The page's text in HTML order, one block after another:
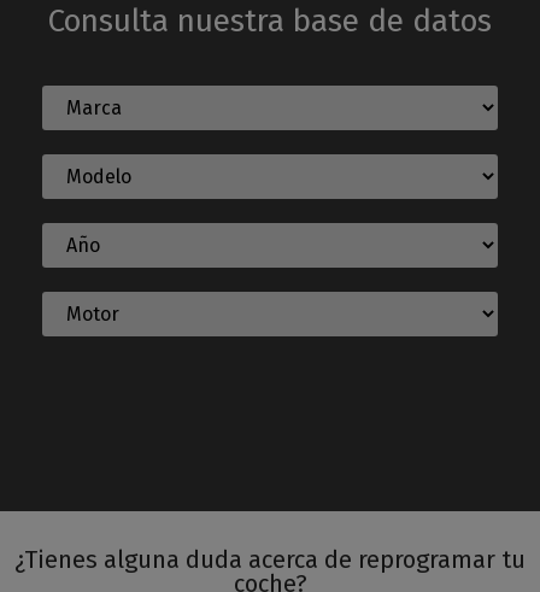
Consulta nuestra base de datos
¿Tienes alguna duda acerca de reprogramar tu
coche?